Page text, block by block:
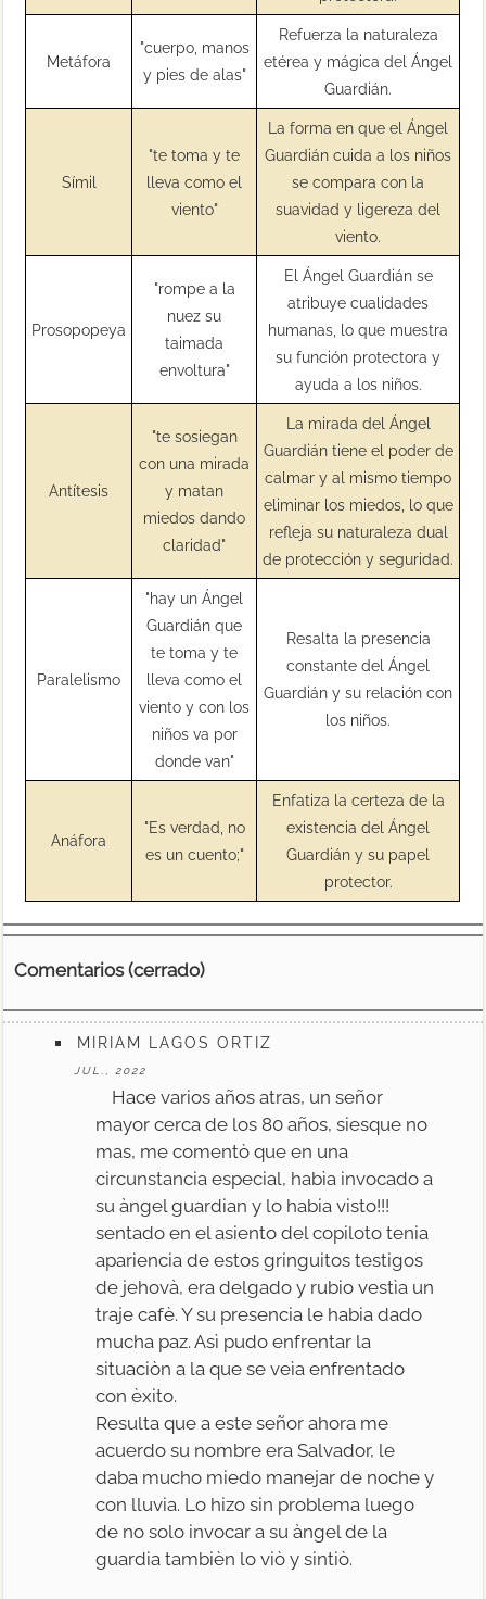
Metáfora
"cuerpo, manos
y pies de alas"
Refuerza la naturaleza
etérea y mágica del Ángel
Guardián.
Símil
"te toma y te
lleva como el
viento"
La forma en que el Ángel
Guardián cuida a los niños
se compara con la
suavidad y ligereza del
viento.
Prosopopeya
"rompe a la
nuez su
taimada
envoltura"
El Ángel Guardián se
atribuye cualidades
humanas, lo que muestra
su función protectora y
ayuda a los niños.
Antítesis
"te sosiegan
con una mirada
y matan
miedos dando
claridad"
La mirada del Ángel
Guardián tiene el poder de
calmar y al mismo tiempo
eliminar los miedos, lo que
refleja su naturaleza dual
de protección y seguridad.
Paralelismo
"hay un Ángel
Guardián que
te toma y te
lleva como el
viento y con los
niños va por
donde van"
Resalta la presencia
constante del Ángel
Guardián y su relación con
los niños.
Anáfora
"Es verdad, no
es un cuento;"
Enfatiza la certeza de la
existencia del Ángel
Guardián y su papel
protector.
Comentarios (cerrado)
MIRIAM LAGOS ORTIZ
JUL., 2022
Hace varios años atras, un señor
mayor cerca de los 80 años, siesque no
mas, me comentò que en una
circunstancia especial, habìa invocado a
su àngel guardian y lo habia visto!!!
sentado en el asiento del copiloto tenia
apariencia de estos gringuitos testigos
de jehovà, era delgado y rubio vestìa un
traje cafè. Y su presencia le habia dado
mucha paz. Asì pudo enfrentar la
situaciòn a la que se veìa enfrentado
con èxito.
Resulta que a este señor ahora me
acuerdo su nombre era Salvador, le
daba mucho miedo manejar de noche y
con lluvia. Lo hizo sin problema luego
de no solo invocar a su àngel de la
guardia tambièn lo viò y sintiò.